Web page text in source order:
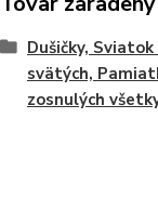
Dušičky,
svätých,
zosnulých